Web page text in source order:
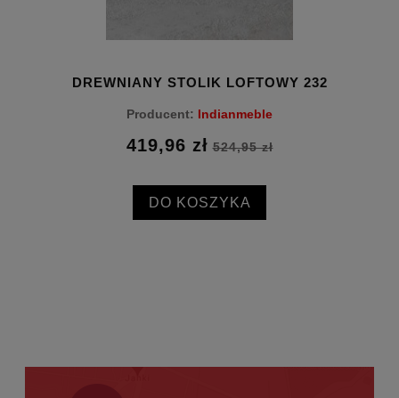
DREWNIANY STOLIK LOFTOWY 232
Producent: Indianmeble
419,96 zł 524,95 zł
DO KOSZYKA